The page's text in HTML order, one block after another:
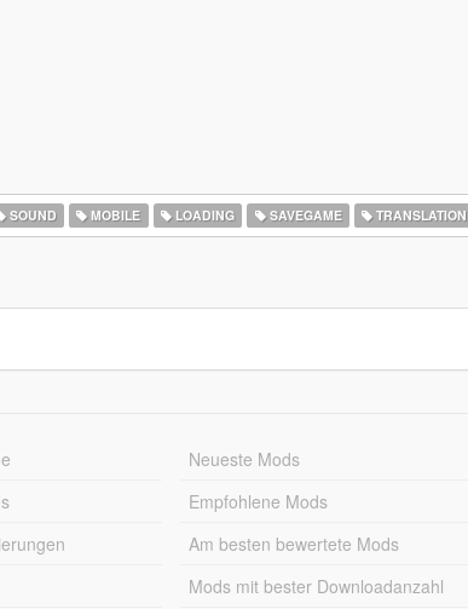
SOUND MOBILE LOADING SAVEGAME TRANSLATION
Neueste Mods
Empfohlene Mods
Am besten bewertete Mods
Mods mit bester Downloadanzahl